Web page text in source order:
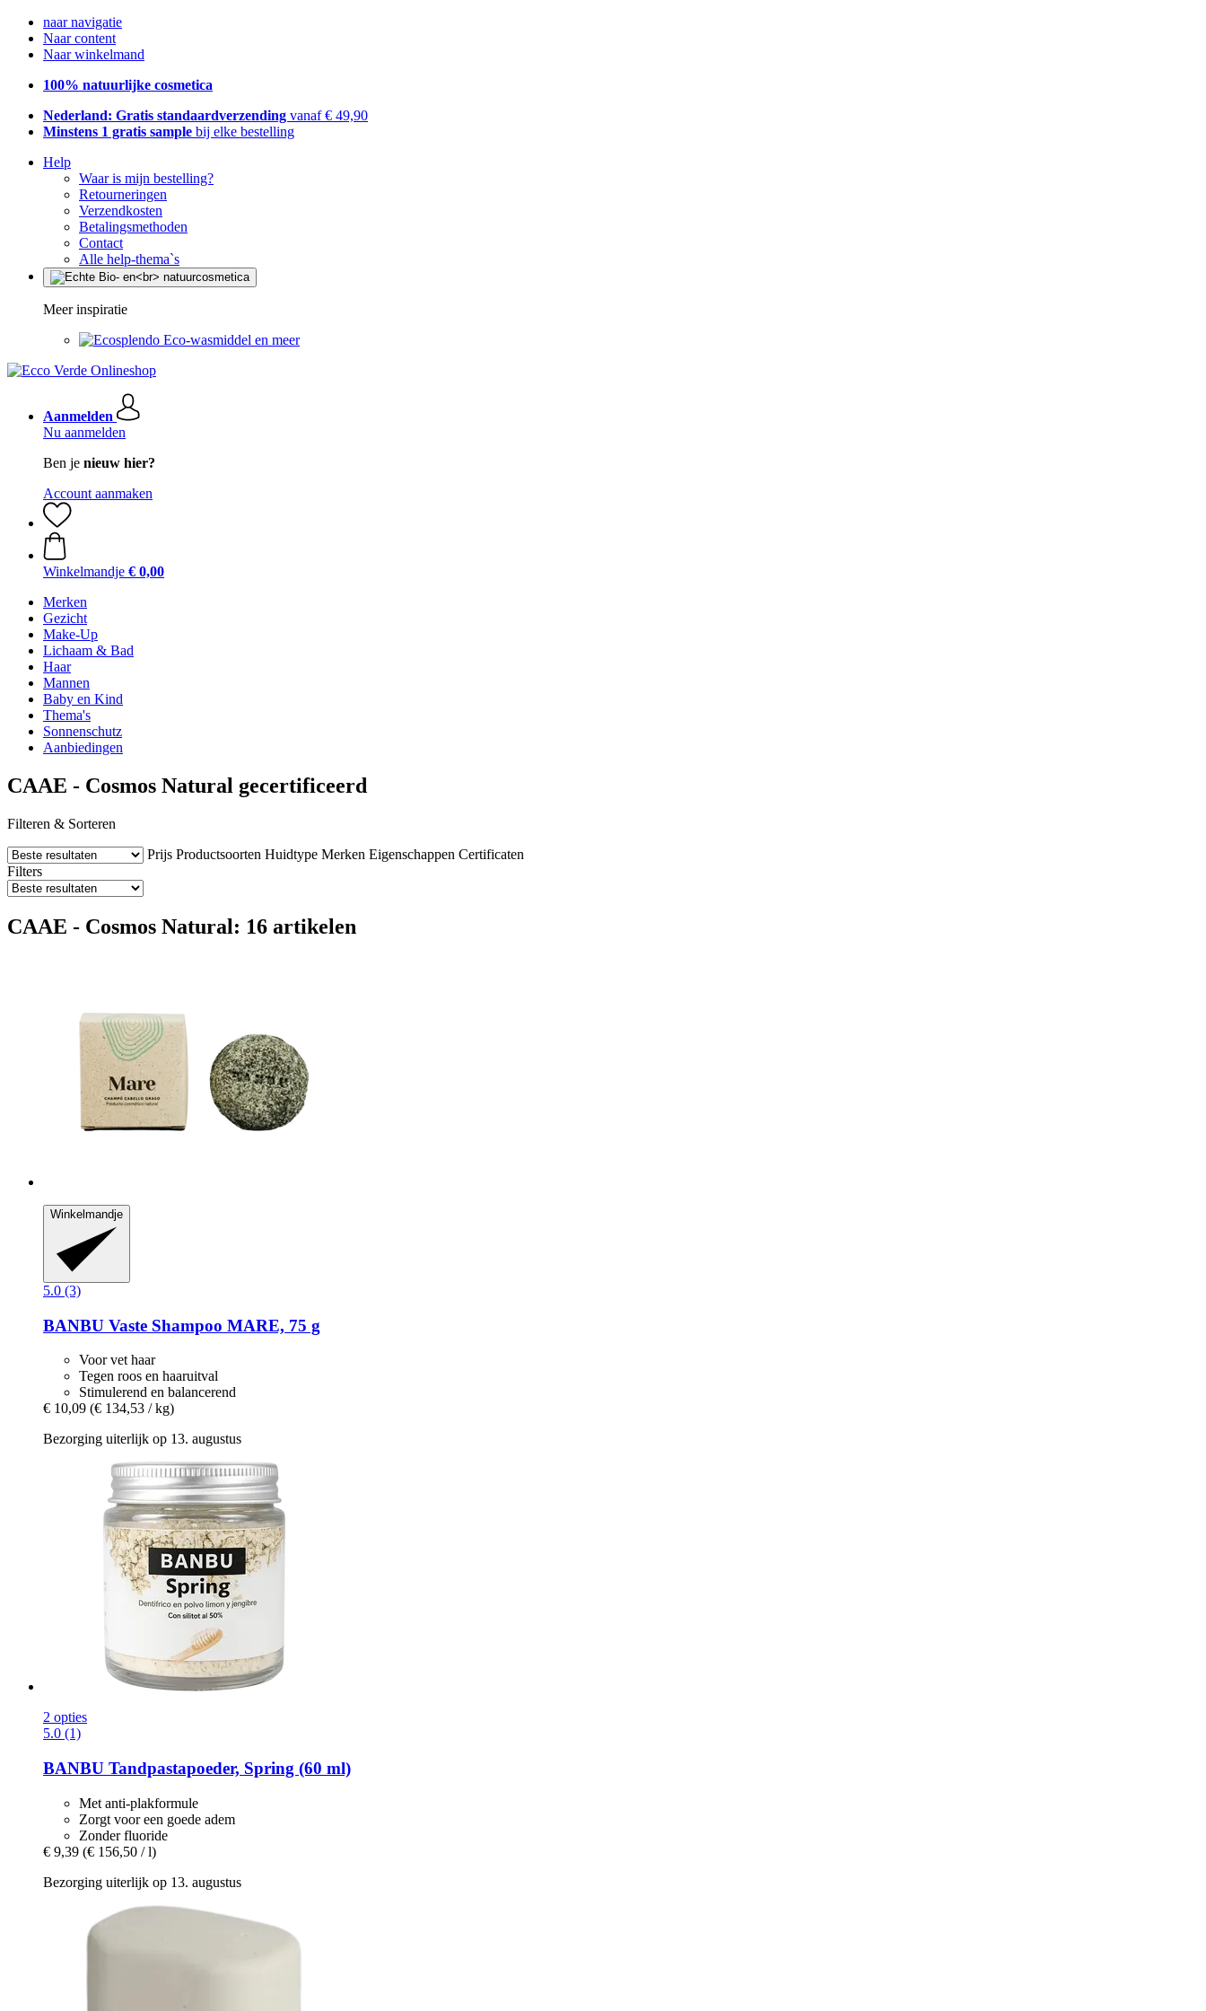
naar navigatie
Naar content
Naar winkelmand
100% natuurlijke cosmetica
Nederland: Gratis standaardverzending vanaf € 49,90
Minstens 1 gratis sample bij elke bestelling
Help
Waar is mijn bestelling?
Retourneringen
Verzendkosten
Betalingsmethoden
Contact
Alle help-thema`s
Meer inspiratie
Eco-wasmiddel en meer
Aanmelden
Nu aanmelden
Ben je nieuw hier?
Account aanmaken
Winkelmandje € 0,00
Merken
Gezicht
Make-Up
Lichaam & Bad
Haar
Mannen
Baby en Kind
Thema's
Sonnenschutz
Aanbiedingen
CAAE - Cosmos Natural gecertificeerd
Filteren & Sorteren
Prijs Productsoorten Huidtype Merken Eigenschappen Certificaten
Filters
CAAE - Cosmos Natural: 16 artikelen
Winkelmandje
5.0 (3)
BANBU Vaste Shampoo MARE, 75 g
Voor vet haar
Tegen roos en haaruitval
Stimulerend en balancerend
€ 10,09 (€ 134,53 / kg)
Bezorging uiterlijk op 13. augustus
2 opties
5.0 (1)
BANBU Tandpastapoeder, Spring (60 ml)
Met anti-plakformule
Zorgt voor een goede adem
Zonder fluoride
€ 9,39 (€ 156,50 / l)
Bezorging uiterlijk op 13. augustus